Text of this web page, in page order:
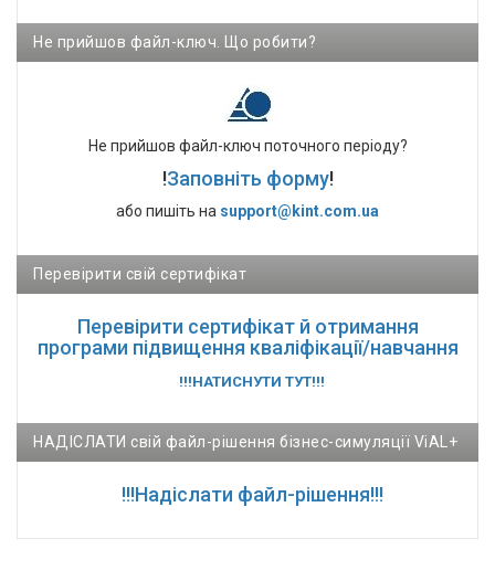
Не прийшов файл-ключ. Що робити?
Не прийшов файл-ключ поточного періоду?
!Заповніть форму!
або пишіть на support@kint.com.ua
Перевірити свій сертифікат
Перевірити сертифікат й отримання
програми підвищення кваліфікації/навчання
!!!НАТИСНУТИ ТУТ!!!
НАДІСЛАТИ свій файл-рішення бізнес-симуляції ViAL+
!!!Надіслати файл-рішення!!!